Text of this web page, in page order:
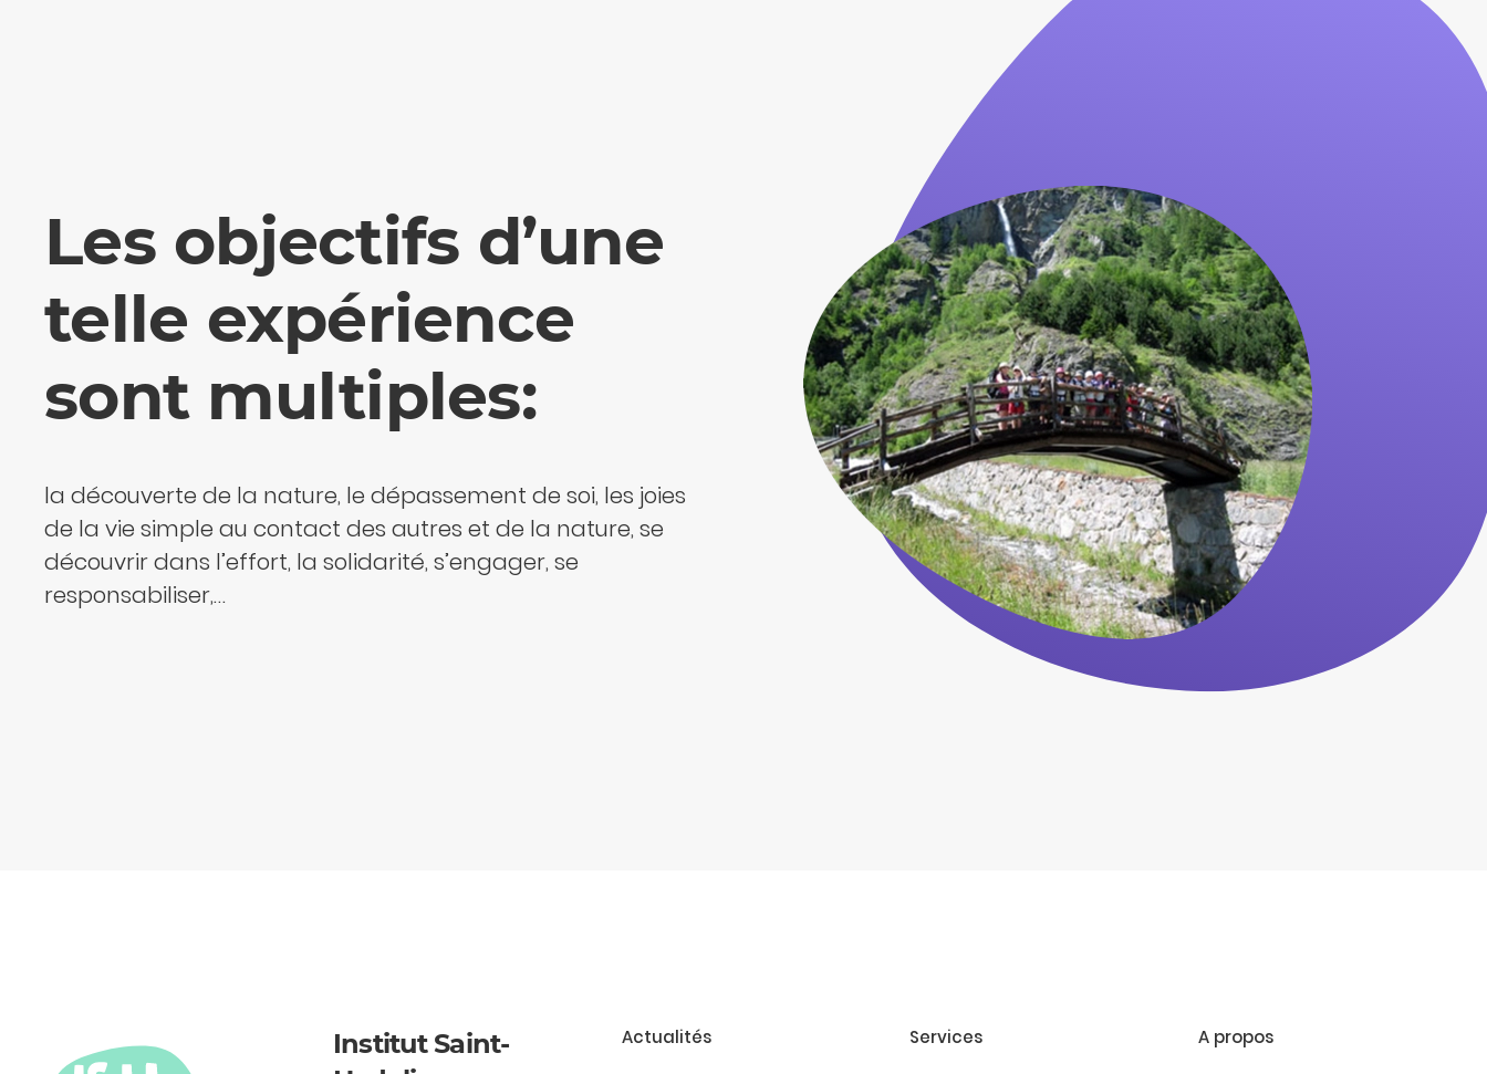
Les objectifs d’une
telle expérience
sont multiples:
la découverte de la nature, le dépassement de soi, les joies
de la vie simple au contact des autres et de la nature, se
découvrir dans l’effort, la solidarité, s’engager, se
responsabiliser,…
Institut Saint-
Actualités
Services
A propos